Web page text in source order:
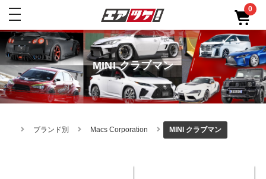
toggle
0
MINI クラブマン
ブランド別 Macs Corporation MINI クラブマン